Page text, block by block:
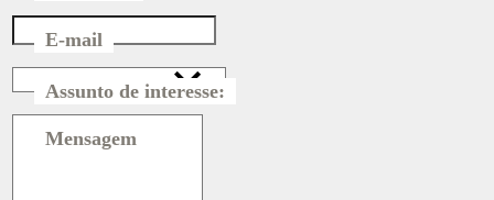
E-mail
Assunto de interesse:
Mensagem